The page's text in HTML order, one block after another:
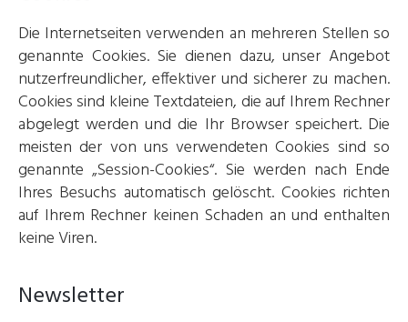
Die Internetseiten verwenden an mehreren Stellen so
genannte Cookies. Sie dienen dazu, unser Angebot
nutzerfreundlicher, effektiver und sicherer zu machen.
Cookies sind kleine Textdateien, die auf Ihrem Rechner
abgelegt werden und die Ihr Browser speichert. Die
meisten der von uns verwendeten Cookies sind so
genannte „Session-Cookies“. Sie werden nach Ende
Ihres Besuchs automatisch gelöscht. Cookies richten
auf Ihrem Rechner keinen Schaden an und enthalten
keine Viren.
Newsletter